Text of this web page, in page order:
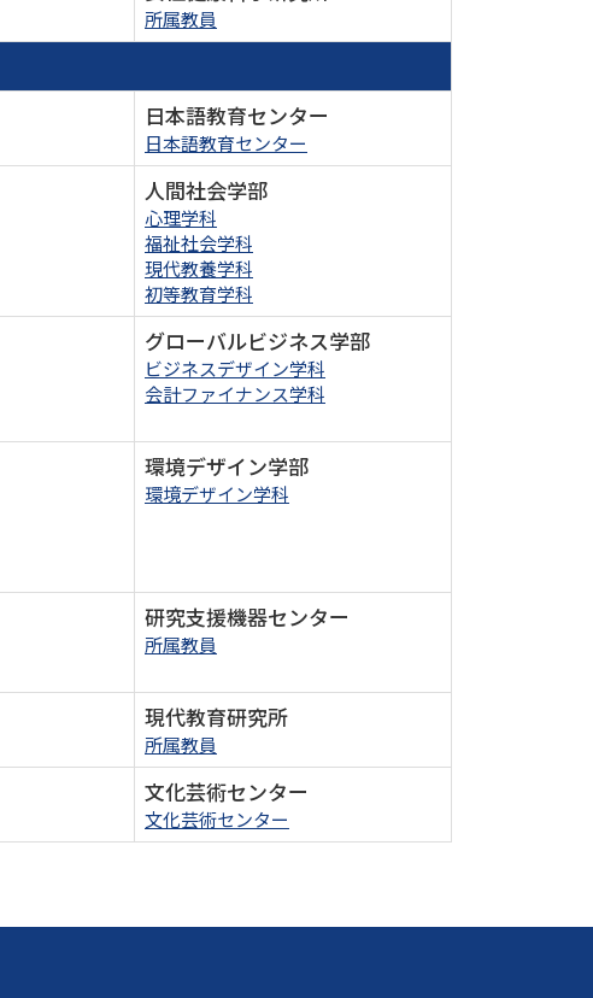
所属教員
日本語教育センター
日本語教育センター
人間社会学部
心理学科
福祉社会学科
現代教養学科
初等教育学科
グローバルビジネス学部
ビジネスデザイン学科
会計ファイナンス学科
環境デザイン学部
環境デザイン学科
研究支援機器センター
所属教員
現代教育研究所
所属教員
文化芸術センター
文化芸術センター